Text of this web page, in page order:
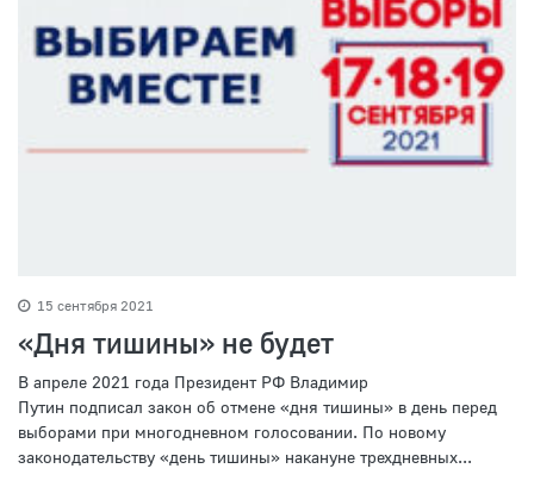
15 сентября 2021
«Дня тишины» не будет
В апреле 2021 года Президент РФ Владимир
Путин подписал закон об отмене «дня тишины» в день перед
выборами при многодневном голосовании. По новому
законодательству «день тишины» накануне трехдневных...